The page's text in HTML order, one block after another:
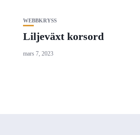
WEBBKRYSS
Liljeväxt korsord
mars 7, 2023